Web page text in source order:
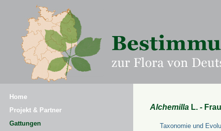
Home
Projekt & Partner
Gattungen
Alchemilla L. -
Taxonomie und